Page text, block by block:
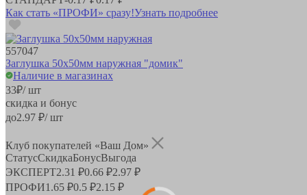
Как стать «ПРОФИ» сразу!Узнать подробнее
557047
Заглушка 50х50мм наружная "домик"
Наличие в магазинах
33₽/ шт
скидка и бонус
до2.97 ₽/ шт
Клуб покупателей «Ваш Дом»
СтатусСкидкаБонусВыгода
ЭКСПЕРТ2.31 ₽0.66 ₽2.97 ₽
ПРОФИ1.65 ₽0.5 ₽2.15 ₽